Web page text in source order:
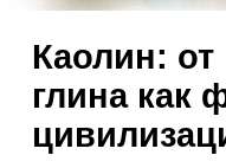
Каолин:
глина как